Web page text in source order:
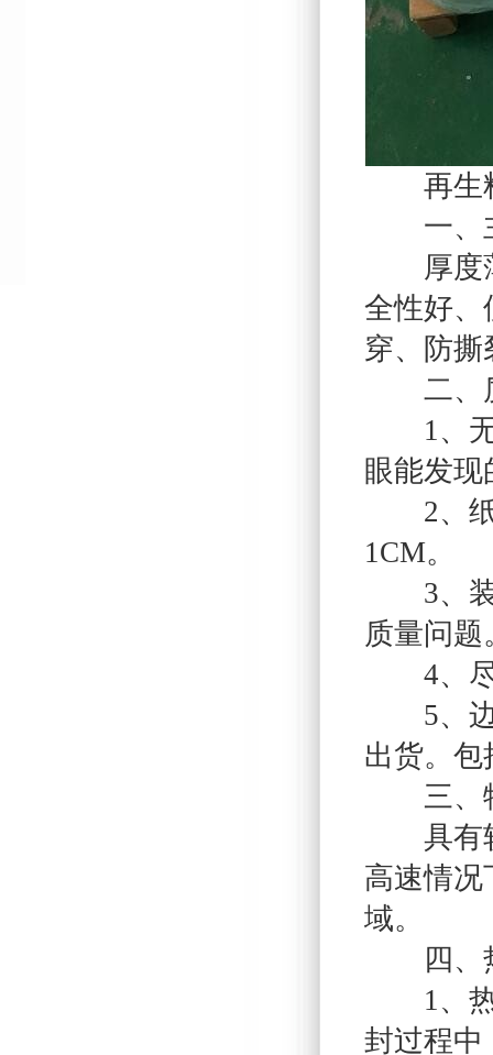
再生
一、
厚度薄
全性好、
穿、防撕
二、质
1、无
眼能发现
2、纸
1CM。
3、装
质量问
4、尽
5、边
出货。包
三、
具有较
高速情况
域。
四、
1、热
封过程中